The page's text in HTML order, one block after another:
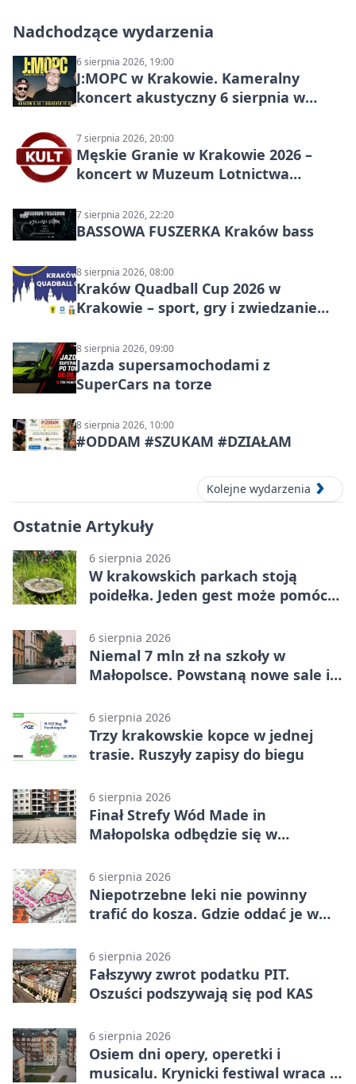
Nadchodzące wydarzenia
6 sierpnia 2026, 19:00
J:МОРС w Krakowie. Kameralny
koncert akustyczny 6 sierpnia w
7 sierpnia 2026, 20:00
Męskie Granie w Krakowie 2026 –
koncert w Muzeum Lotnictwa
7 sierpnia 2026, 22:20
BASSOWA FUSZERKA Kraków bass
8 sierpnia 2026, 08:00
Kraków Quadball Cup 2026 w
Krakowie – sport, gry i zwiedzanie
8 sierpnia 2026, 09:00
Jazda supersamochodami z
SuperCars na torze
8 sierpnia 2026, 10:00
#ODDAM #SZUKAM #DZIAŁAM
Kolejne wydarzenia
Ostatnie Artykuły
6 sierpnia 2026
W krakowskich parkach stoją
poidełka. Jeden gest może pomóc
6 sierpnia 2026
Niemal 7 mln zł na szkoły w
Małopolsce. Powstaną nowe sale i
6 sierpnia 2026
Trzy krakowskie kopce w jednej
trasie. Ruszyły zapisy do biegu
6 sierpnia 2026
Finał Strefy Wód Made in
Małopolska odbędzie się w
6 sierpnia 2026
Niepotrzebne leki nie powinny
trafić do kosza. Gdzie oddać je w
6 sierpnia 2026
Fałszywy zwrot podatku PIT.
Oszuści podszywają się pod KAS
6 sierpnia 2026
Osiem dni opery, operetki i
musicalu. Krynicki festiwal wraca z